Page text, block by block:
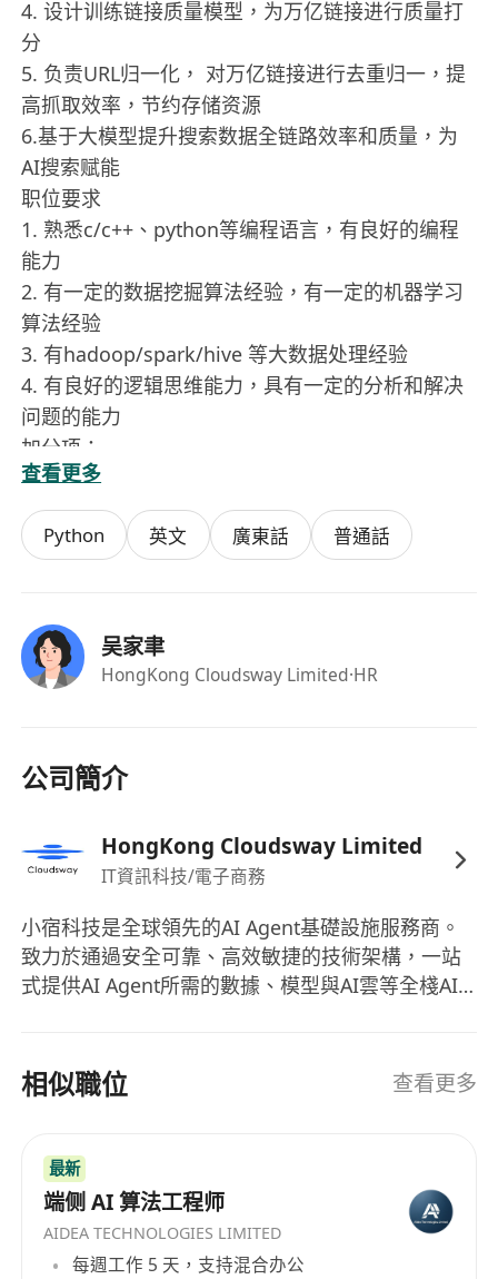
4. 设计训练链接质量模型，为万亿链接进行质量打
分
5. 负责URL归一化， 对万亿链接进行去重归一，提
高抓取效率，节约存储资源
6.基于大模型提升搜索数据全链路效率和质量，为
AI搜索赋能
职位要求
1. 熟悉c/c++、python等编程语言，有良好的编程
能力
2. 有一定的数据挖掘算法经验，有一定的机器学习
算法经验
3. 有hadoop/spark/hive 等大数据处理经验
4. 有良好的逻辑思维能力，具有一定的分析和解决
问题的能力
加分项：
有大模型应用相关经验，prompt 经验，对算法感
兴趣
有搜索/推荐/广告方向相关经验
查看更多
Python 英文 廣東話 普通話
吴家聿
HongKong Cloudsway Limited·HR
公司簡介
HongKong Cloudsway Limited
IT資訊科技/電子商務
小宿科技是全球領先的AI Agent基礎設施服務商。
致力於通過安全可靠、高效敏捷的技術架構，一站
式提供AI Agent所需的數據、模型與AI雲等全棧AI
計的智慧搜尋與數據服務，提供多語言、多模態、
多能力的數據獲取與處理服務，API月調用量已達數
模型的調用與管理，以及通用雲、GPU雲、AI 沙盒
等AI雲服務。目前，小宿科技已服務國內超過一半
的頭部AI原生應用，業務覆蓋80+個國家和地區，成
功助力全球近千家企業的AI升級及轉型。
相似職位 查看更多
最新
端侧 AI 算法工程师
AIDEA TECHNOLOGIES LIMITED
每週工作 5 天，支持混合办公